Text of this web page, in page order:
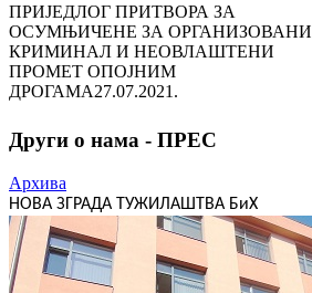
ПРИЈЕДЛОГ ПРИТВОРА ЗА
ОСУМЊИЧЕНЕ ЗА ОРГАНИЗОВАНИ
КРИМИНАЛ И НЕОВЛАШТЕНИ
ПРОМЕТ ОПОЈНИМ
ДРОГАМА27.07.2021.
Други о нама - ПРЕС
Архива
НОВА ЗГРАДА ТУЖИЛАШТВА БиХ